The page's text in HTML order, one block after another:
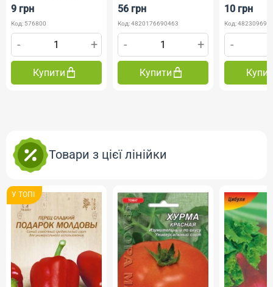
9 грн
Код: 576800
- +
Купити
56 грн
Код: 4820176690463
- +
Купити
10 грн
Код:
-
Товари з цієї лінійки
У ТОПI